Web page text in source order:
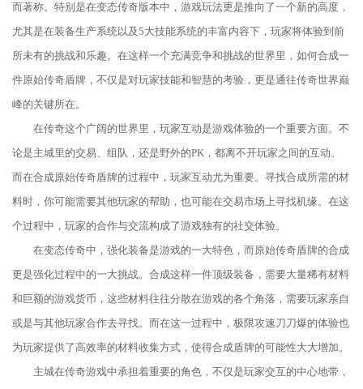
而著称。特别是在变态传奇版本中，游戏玩法更是推向了一个新的高度，
尤其是在装备生产系统以及5大技能系统的丰富内容下，玩家将体验到前
所未有的挑战和乐趣。在这样一个充满竞争和挑战的世界里，如何合成一
件原始传奇盾牌，不仅是对玩家技能和智慧的考验，更是通往传奇世界巅
峰的关键所在。
在传奇这个广阔的世界里，玩家互动是游戏体验的一个重要方面。不
论是主城里的交易、组队，还是野外的PK，都离不开玩家之间的互动。
而在合成原始传奇盾牌的过程中，玩家互动尤为重要。寻找合成所需的材
料时，你可能需要其他玩家的帮助，也可能在交易市场上寻找机缘。在这
个过程中，玩家的合作与交流构成了游戏独有的社交体验。
在变态传奇中，强化装备是游戏的一大特色，而原始传奇盾牌的合成
更是强化过程中的一大挑战。合成这样一件顶级装备，需要大量稀有材料
和巨额的游戏货币，这些材料往往分散在游戏的各个角落，需要玩家亲自
或是与其他玩家合作去寻找。而在这一过程中，极限攻速刀刀爆的体验也
为玩家提供了高效率的材料收集方式，使得合成盾牌的可能性大大增加。
主城在传奇游戏中承担着重要的角色，不仅是玩家交互的中心地带，